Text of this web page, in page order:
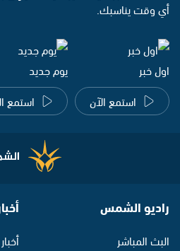
أي وقت يناسبك.
اول خبر
استمع الآن
يوم جديد
استمع
راديو الشمس
البث المباشر